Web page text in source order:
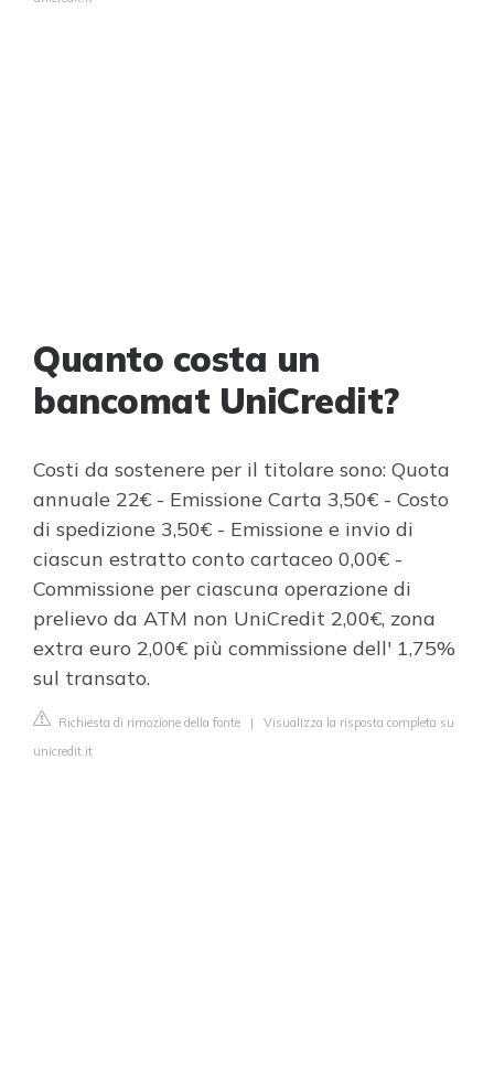
Quanto costa un
bancomat UniCredit?
Costi da sostenere per il titolare sono: Quota
annuale 22€ - Emissione Carta 3,50€ - Costo
di spedizione 3,50€ - Emissione e invio di
ciascun estratto conto cartaceo 0,00€ -
Commissione per ciascuna operazione di
prelievo da ATM non UniCredit 2,00€, zona
extra euro 2,00€ più commissione dell' 1,75%
sul transato.
Richiesta di rimozione della fonte | Visualizza la risposta completa su
unicredit.it